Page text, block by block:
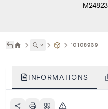
˅ 10108939
INFORMATIONS